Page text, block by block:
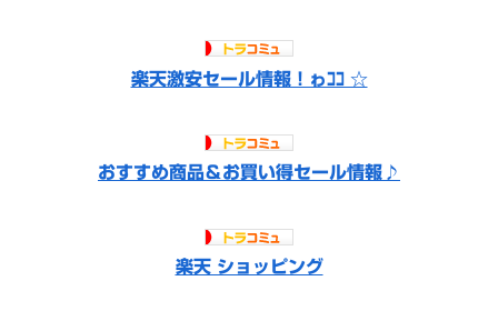
楽天激安セール情報！ゎｺｺ ☆
おすすめ商品＆お買い得セール情報♪
楽天 ショッピング